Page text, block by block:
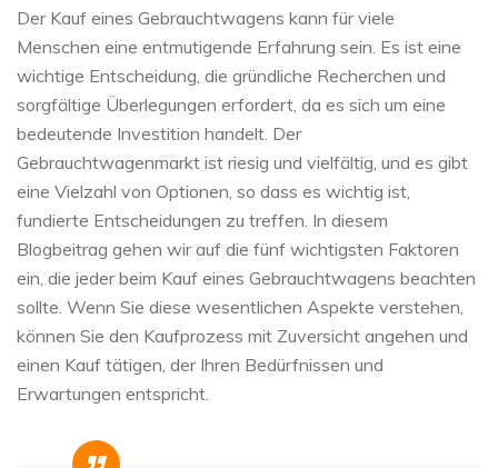
Der Kauf eines Gebrauchtwagens kann für viele
Menschen eine entmutigende Erfahrung sein. Es ist eine
wichtige Entscheidung, die gründliche Recherchen und
sorgfältige Überlegungen erfordert, da es sich um eine
bedeutende Investition handelt. Der
Gebrauchtwagenmarkt ist riesig und vielfältig, und es gibt
eine Vielzahl von Optionen, so dass es wichtig ist,
fundierte Entscheidungen zu treffen. In diesem
Blogbeitrag gehen wir auf die fünf wichtigsten Faktoren
ein, die jeder beim Kauf eines Gebrauchtwagens beachten
sollte. Wenn Sie diese wesentlichen Aspekte verstehen,
können Sie den Kaufprozess mit Zuversicht angehen und
einen Kauf tätigen, der Ihren Bedürfnissen und
Erwartungen entspricht.